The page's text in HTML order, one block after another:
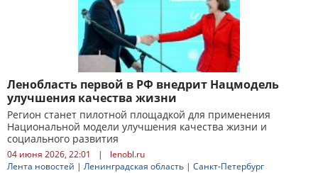
Ленобласть первой в РФ внедрит Нацмодель
улучшения качества жизни
Регион станет пилотной площадкой для применения
Национальной модели улучшения качества жизни и
социального развития
04 июня 2026, 22:01 |
lenobl.ru
Лента новостей | Ленинградская область | Санкт-Петербург